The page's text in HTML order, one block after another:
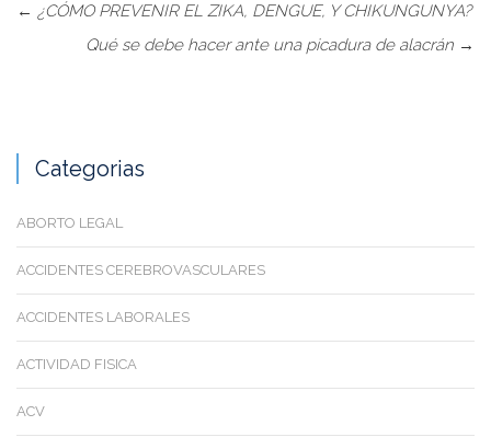
← ¿CÓMO PREVENIR EL ZIKA, DENGUE, Y CHIKUNGUNYA?
Qué se debe hacer ante una picadura de alacrán →
Categorias
ABORTO LEGAL
ACCIDENTES CEREBROVASCULARES
ACCIDENTES LABORALES
ACTIVIDAD FISICA
ACV